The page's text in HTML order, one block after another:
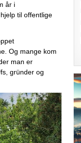
år i
til offentlige
Og mange kom
man er
gründer og